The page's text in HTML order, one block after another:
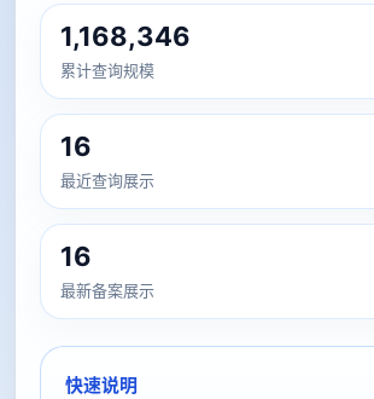
1,168,346
累计查询规模
16
最近查询展示
16
最新备案展示
快速说明